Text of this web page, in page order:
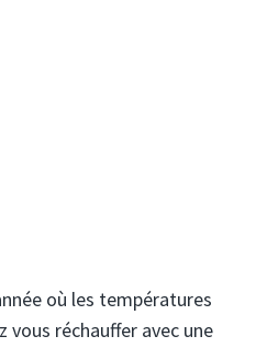
où les températures
réchauffer avec une